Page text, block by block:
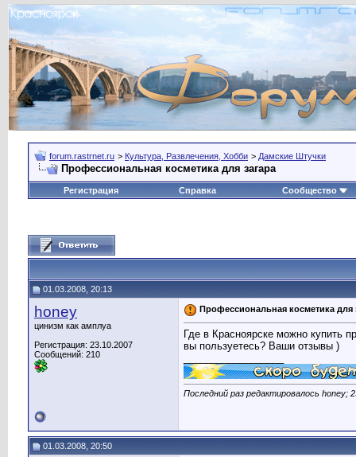
forum.rastrnet.ru > Культура, Развлечения, Хобби > Дамские Штучки
Профессиональная косметика для загара
Регистрация Справка Сообщество
01.03.2008, 20:13
honey
цинизм как амплуа
Регистрация: 23.10.2007
Сообщений: 210
Профессиональная косметика для
Где в Красноярске можно купить
вы пользуетесь? Ваши отзывы )
Последний раз редактировалось honey;
01.03.2008, 20:50